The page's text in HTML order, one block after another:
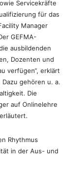
Servicekräfte
für das
Manager
GEFMA-
ausbildenden
Dozenten und
verfügen“, erklärt
Dazu gehören u. a.
Die
auf Onlinelehre
Rhythmus
in der Aus- und